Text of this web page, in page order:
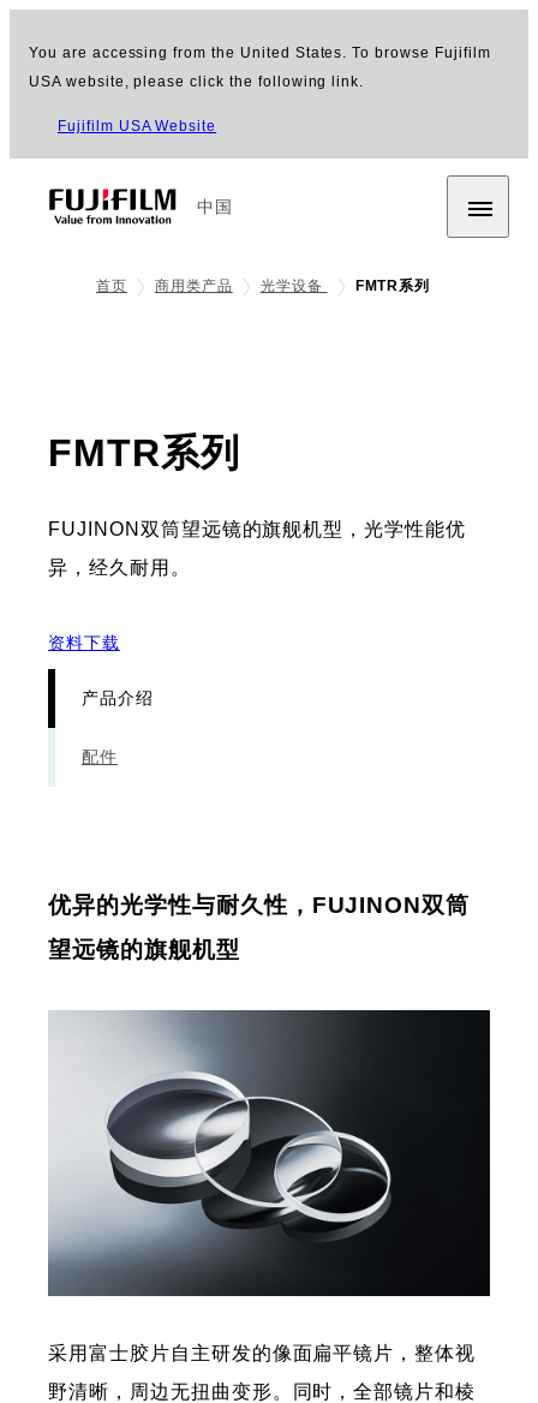
You are accessing from the United States. To browse Fujifilm
USA website, please click the following link.
Fujifilm USA Website
中国
首页 商用类产品 光学设备 FMTR系列
FMTR系列
FUJINON双筒望远镜的旗舰机型，光学性能优
异，经久耐用。
资料下载
产品介绍
配件
优异的光学性与耐久性，FUJINON双筒
望远镜的旗舰机型
采用富士胶片自主研发的像面扁平镜片，整体视
野清晰，周边无扭曲变形。同时，全部镜片和棱